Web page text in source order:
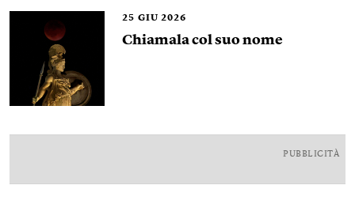
25 GIU 2026
Chiamala col suo nome
PUBBLICITÀ